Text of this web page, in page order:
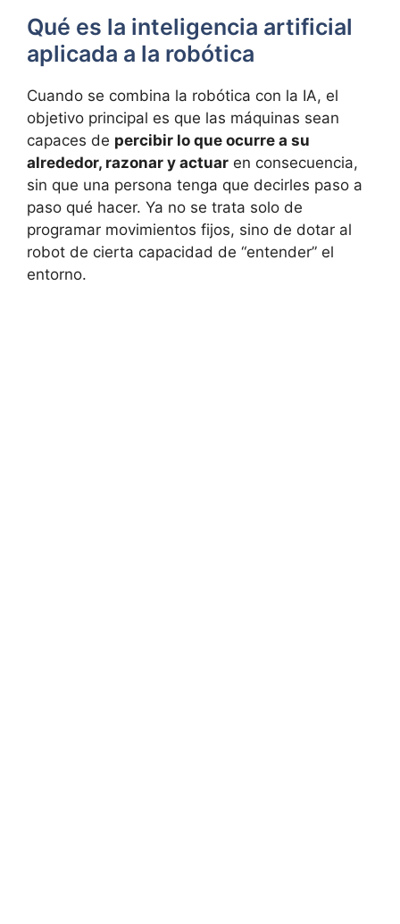
Qué es la inteligencia artificial
aplicada a la robótica
Cuando se combina la robótica con la IA, el
objetivo principal es que las máquinas sean
capaces de percibir lo que ocurre a su
alrededor, razonar y actuar en consecuencia,
sin que una persona tenga que decirles paso a
paso qué hacer. Ya no se trata solo de
programar movimientos fijos, sino de dotar al
robot de cierta capacidad de “entender” el
entorno.